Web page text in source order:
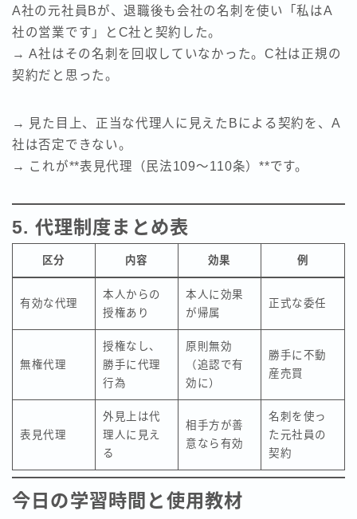
A社の元社員Bが、退職後も会社の名刺を使い「私はA
社の営業です」とC社と契約した。
→ A社はその名刺を回収していなかった。C社は正規の
契約だと思った。
→ 見た目上、正当な代理人に見えたBによる契約を、A
社は否定できない。
→ これが**表見代理（民法109～110条）**です。
5. 代理制度まとめ表
区分 内容 効果 例
有効な代理
本人からの
授権あり
本人に効果
が帰属
正式な委任
無権代理
授権なし、
勝手に代理
行為
原則無効
（追認で有
効に）
勝手に不動
産売買
表見代理
外見上は代
理人に見え
る
相手方が善
意なら有効
名刺を使っ
た元社員の
契約
今日の学習時間と使用教材